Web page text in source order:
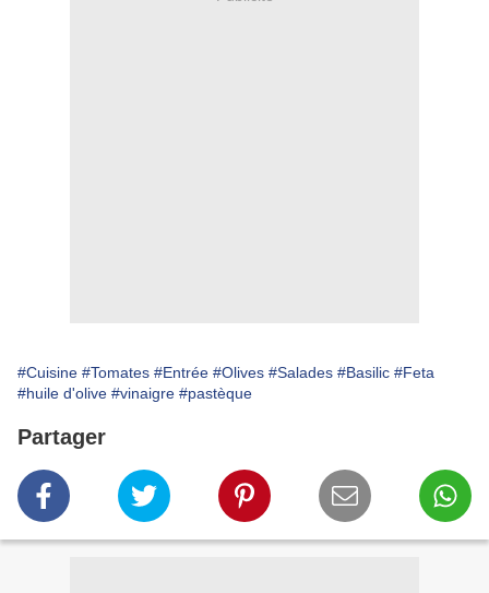
#Cuisine #Tomates #Entrée #Olives #Salades #Basilic #Feta
#huile d'olive #vinaigre #pastèque
Partager